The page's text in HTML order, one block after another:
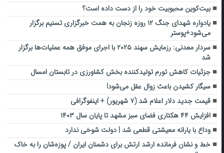
بیت‌کوین محبوبیت خود را از دست داده است؟
یادواره شهدای جنگ ۱۲ روزه زنجان به همت خبرگزاری تسنیم برگزار
می‌شود+پوستر
سردار معدنی: رزمایش سهند ۲۰۲۵ با اجرای موفق همه عملیات‌ها برگزار
شد
جزئیات کاهش تورم تولیدکننده بخش کشاورزی در تابستان امسال
سیگار کشیدن باعث زوال عقل می‌شود!
قیمت جدید دلار اعلام شد (۷ شهریور) +‌ اینفوگرافی
افزایش ۴۴ هکتاری فضای سبز مشهد تا پایان سال ۱۴۰۳
وداع با یارانه معیشتی قطعی شد | دولت شوخی ندارد
خط و نشان فرمانده ارشد ارتش برای دشمنان ایران / پوزه‌شان را به خاک